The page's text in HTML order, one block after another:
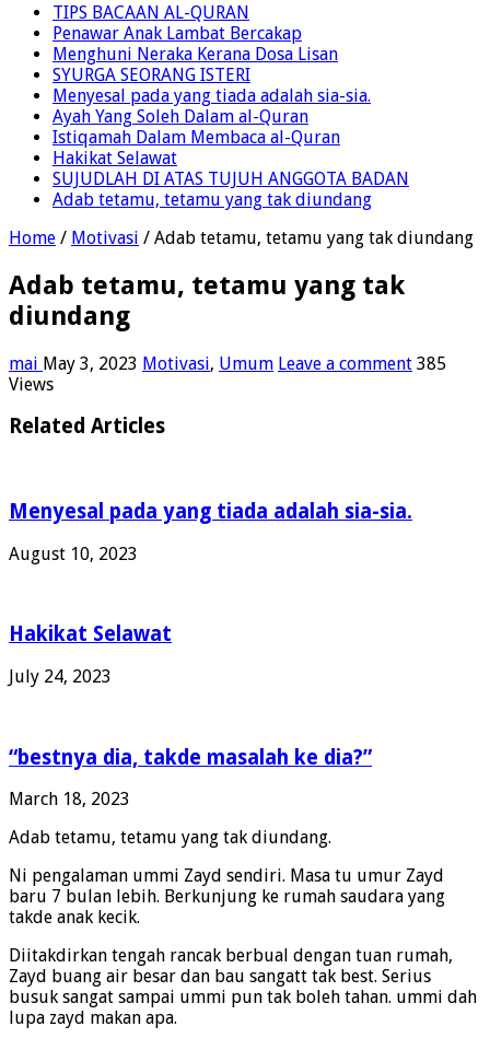
TIPS BACAAN AL-QURAN
Penawar Anak Lambat Bercakap
Menghuni Neraka Kerana Dosa Lisan
SYURGA SEORANG ISTERI
Menyesal pada yang tiada adalah sia-sia.
Ayah Yang Soleh Dalam al-Quran
Istiqamah Dalam Membaca al-Quran
Hakikat Selawat
SUJUDLAH DI ATAS TUJUH ANGGOTA BADAN
Adab tetamu, tetamu yang tak diundang
Home / Motivasi / Adab tetamu, tetamu yang tak diundang
Adab tetamu, tetamu yang tak
diundang
mai May 3, 2023 Motivasi, Umum Leave a comment 385
Views
Related Articles
Menyesal pada yang tiada adalah sia-sia.
August 10, 2023
Hakikat Selawat
July 24, 2023
“bestnya dia, takde masalah ke dia?”
March 18, 2023
Adab tetamu, tetamu yang tak diundang.
Ni pengalaman ummi Zayd sendiri. Masa tu umur Zayd
baru 7 bulan lebih. Berkunjung ke rumah saudara yang
takde anak kecik.
Diitakdirkan tengah rancak berbual dengan tuan rumah,
Zayd buang air besar dan bau sangatt tak best. Serius
busuk sangat sampai ummi pun tak boleh tahan. ummi dah
lupa zayd makan apa.